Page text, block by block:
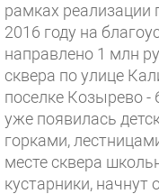
рамках
2016 году на
направлено 1 млн
сквера по улице
поселке Козырево -
уже появилась
горками,
месте сквера
кустарники, начнут